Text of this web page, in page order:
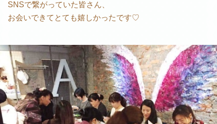
SNSで繋がっていた皆さん、
お会いできてとても嬉しかったです♡